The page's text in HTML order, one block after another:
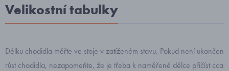
Velikostní tabulky
Délku chodidla měřte ve stoje v zatíženém stavu. Pokud není ukončen
růst chodidla, nezapomeňte, že je třeba k naměřené délce přičíst cca